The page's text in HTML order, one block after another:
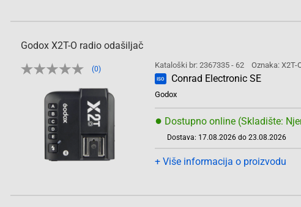
Godox X2T-O radio odašiljač
(0) Kataloški br: 2367335 - 62 Oznaka: X2T-
ISO Conrad Electronic SE
Godox
● Dostupno online (Skladište:
Dostava: 17.08.2026 do 23.08.2026
+ Više informacija o proizvodu